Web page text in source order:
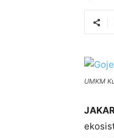
UMKM